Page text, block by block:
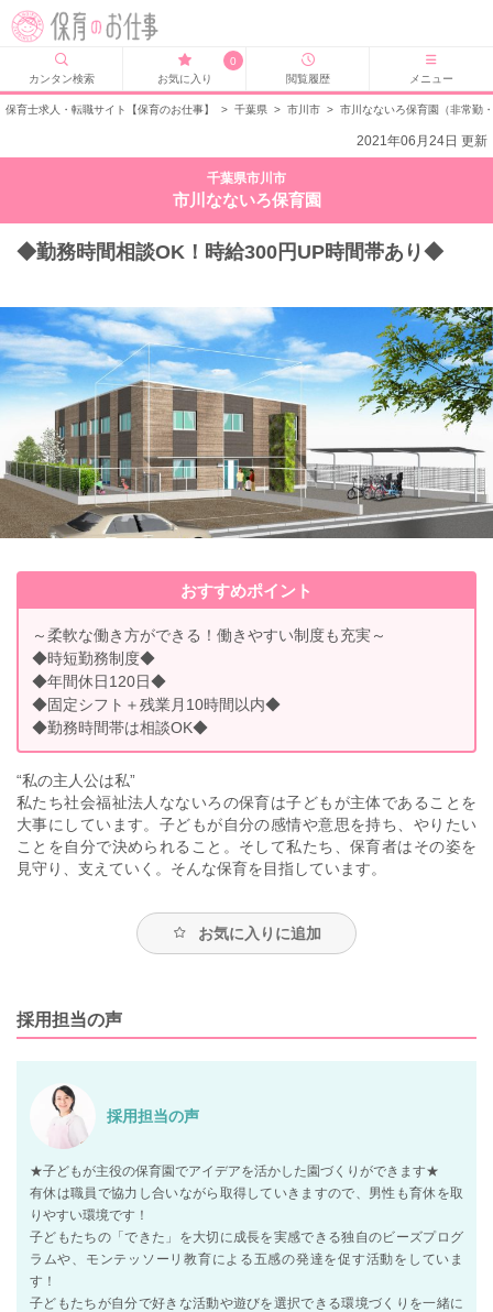
カンタン検索
0
お気に入り
閲覧履歴 メニュー
保育士求人・転職サイト【保育のお仕事】 > 千葉県 > 市川市 > 市川なないろ保育園（非常勤
2021年06月24日 更新
千葉県市川市
市川なないろ保育園
◆勤務時間相談OK！時給300円UP時間帯あり◆
おすすめポイント
～柔軟な働き方ができる！働きやすい制度も充実～
◆時短勤務制度◆
◆年間休日120日◆
◆固定シフト＋残業月10時間以内◆
◆勤務時間帯は相談OK◆
“私の主人公は私”
私たち社会福祉法人なないろの保育は子どもが主体であることを
大事にしています。子どもが自分の感情や意思を持ち、やりたい
ことを自分で決められること。そして私たち、保育者はその姿を
見守り、支えていく。そんな保育を目指しています。
お気に入りに追加
採用担当の声
採用担当の声
★子どもが主役の保育園でアイデアを活かした園づくりができます★
有休は職員で協力し合いながら取得していきますので、男性も育休を取
りやすい環境です！
子どもたちの「できた」を大切に成長を実感できる独自のビーズプログ
ラムや、モンテッソーリ教育による五感の発達を促す活動をしていま
す！
子どもたちが自分で好きな活動や遊びを選択できる環境づくりを一緒に